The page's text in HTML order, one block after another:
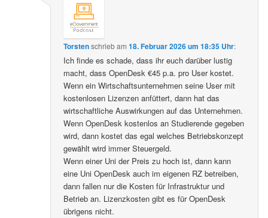
Torstenschriebam18. Februar 2026 um 18:35 Uhr:
Ich finde es schade, dass ihr euch darüber lustig
macht, dass OpenDesk €45 p.a. pro User kostet.
Wenn ein Wirtschaftsunternehmen seine User mit
kostenlosen Lizenzen anfüttert, dann hat das
wirtschaftliche Auswirkungen auf das Unternehmen.
Wenn OpenDesk kostenlos an Studierende gegeben
wird, dann kostet das egal welches Betriebskonzept
gewählt wird immer Steuergeld.
Wenn einer Uni der Preis zu hoch ist, dann kann
eine Uni OpenDesk auch im eigenen RZ betreiben,
dann fallen nur die Kosten für Infrastruktur und
Betrieb an. Lizenzkosten gibt es für OpenDesk
übrigens nicht.